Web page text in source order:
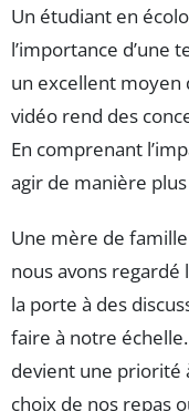
Un étudiant en
l’importance d’une
un excellent moyen
vidéo rend des
En comprenant
agir de manière
Une mère de
nous avons
la porte à des
faire à notre
devient une priorité
choix de nos repas